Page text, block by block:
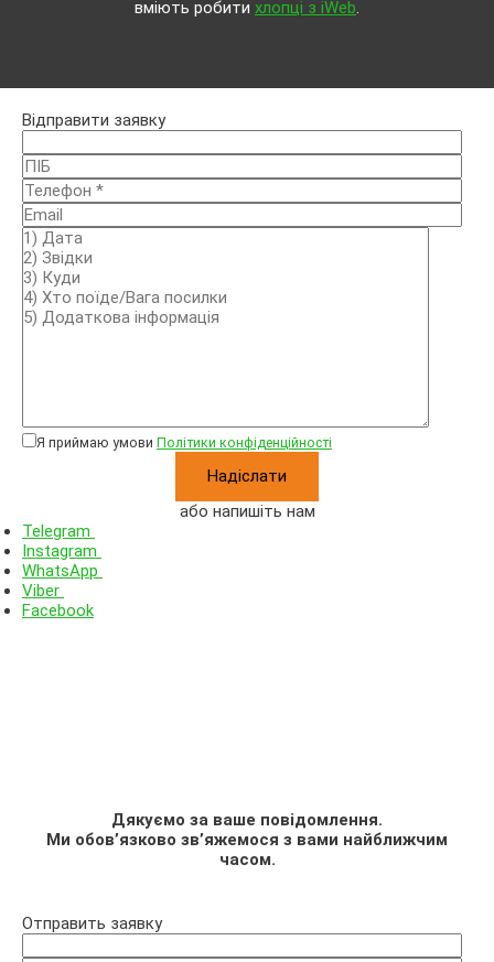
вміють робити хлопці з iWeb.
Відправити заявку
Я приймаю умови Політики конфіденційності
або напишіть нам
Telegram
Instagram
WhatsApp
Viber
Facebook
Дякуємо за ваше повідомлення.
Ми обов’язково зв’яжемося з вами найближчим
часом.
Отправить заявку